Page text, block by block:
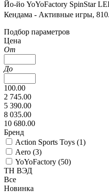
Йо-йо YoYoFactory SpinStar
Кендама - Активные игры,
Подбор параметров
Цена
От
До
100.00
2 745.00
5 390.00
8 035.00
10 680.00
Бренд
Action Sports Toys (1)
Aero (3)
YoYoFactory (50)
ТН ВЭД
Все
Новинка